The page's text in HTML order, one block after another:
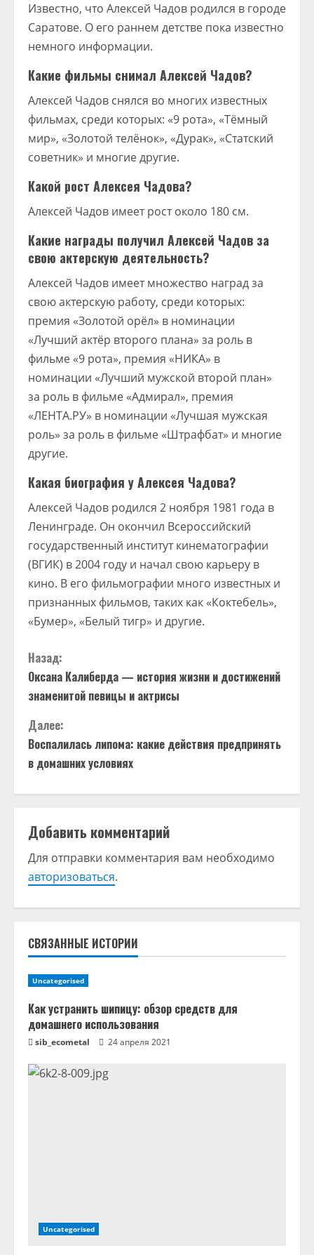
Известно, что Алексей Чадов родился в городе
Саратове. О его раннем детстве пока известно
немного информации.
Какие фильмы снимал Алексей Чадов?
Алексей Чадов снялся во многих известных
фильмах, среди которых: «9 рота», «Тёмный
мир», «Золотой телёнок», «Дурак», «Статский
советник» и многие другие.
Какой рост Алексея Чадова?
Алексей Чадов имеет рост около 180 см.
Какие награды получил Алексей Чадов за
свою актерскую деятельность?
Алексей Чадов имеет множество наград за
свою актерскую работу, среди которых:
премия «Золотой орёл» в номинации
«Лучший актёр второго плана» за роль в
фильме «9 рота», премия «НИКА» в
номинации «Лучший мужской второй план»
за роль в фильме «Адмирал», премия
«ЛЕНТА.РУ» в номинации «Лучшая мужская
роль» за роль в фильме «Штрафбат» и многие
другие.
Какая биография у Алексея Чадова?
Алексей Чадов родился 2 ноября 1981 года в
Ленинграде. Он окончил Всероссийский
государственный институт кинематографии
(ВГИК) в 2004 году и начал свою карьеру в
кино. В его фильмографии много известных и
признанных фильмов, таких как «Коктебель»,
«Бумер», «Белый тигр» и другие.
П
р
о
д
ж
и
ч
т
е
н
и
Назад:
Оксана Калиберда — история жизни и достижений
знаменитой певицы и актрисы
Далее:
Воспалилась липома: какие действия предпринять
в домашних условиях
Добавить комментарий
Для отправки комментария вам необходимо
авторизоваться.
СВЯЗАННЫЕ ИСТОРИИ
Uncategorised
Как устранить шипицу: обзор средств для
домашнего использования
sib_ecometal 24 апреля 2021
Uncategorised